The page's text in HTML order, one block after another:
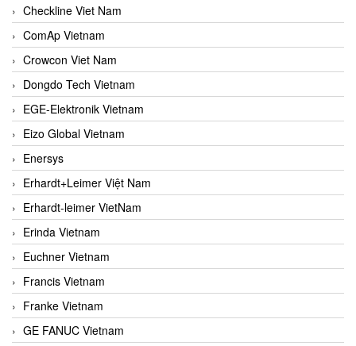
Checkline Viet Nam
ComAp Vietnam
Crowcon Viet Nam
Dongdo Tech Vietnam
EGE-Elektronik Vietnam
Eizo Global Vietnam
Enersys
Erhardt+Leimer Việt Nam
Erhardt-leimer VietNam
Erinda Vietnam
Euchner Vietnam
Francis Vietnam
Franke Vietnam
GE FANUC Vietnam